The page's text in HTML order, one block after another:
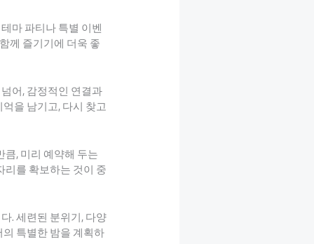
마 파티나 특별 이벤
께 즐기기에 더욱 좋
어, 감정적인 연결과
을 남기고, 다시 찾고
, 미리 예약해 두는
를 확보하는 것이 중
. 세련된 분위기, 다양
특별한 밤을 계획하